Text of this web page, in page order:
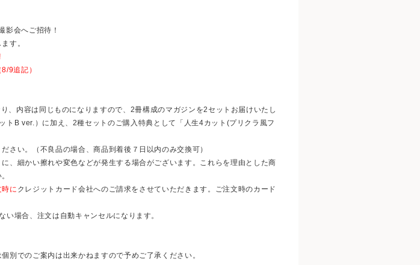
影会へご招待！
す。
9追記）
内容は同じものになりますので、2冊構成のマガジンを2セットお届けいたし
トB ver.）に加え、2種セットのご購入特典として「人生4カット(プリクラ風フ
さい。（不良品の場合、商品到着後７日以内のみ交換可）
、細かい擦れや変色などが発生する場合がございます。これらを理由とした商
時に クレジットカード会社へのご請求をさせていただきます。ご注文時のカード
場合、注文は自動キャンセルになります。
別でのご案内は出来かねますので予めご了承ください。